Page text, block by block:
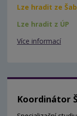
Lze hradit ze
Lze hradit z ÚP
Více informací
Koordinátor